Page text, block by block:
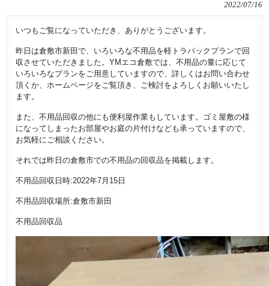
2022/07/16
いつもご覧になっていただき、ありがとうございます。
昨日は倉敷市新田で、いろいろな不用品を軽トラパックプランで回
収させていただきました。YMエコ倉敷では、不用品の量に応じて
いろいろなプランをご用意していますので、詳しくはお問い合わせ
頂くか、ホームページをご覧頂き、ご検討をよろしくお願いいたし
ます。
また、不用品回収の他にも便利屋作業もしています。ゴミ屋敷の様
になってしまったお部屋やお庭の片付けなども承っていますので、
お気軽にご相談ください。
それでは昨日の倉敷市での不用品の回収品を掲載します。
不用品回収日時:2022年7月15日
不用品回収場所:倉敷市新田
不用品回収品